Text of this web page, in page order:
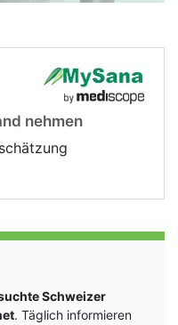
nehmen
Schweizer
. Täglich informieren